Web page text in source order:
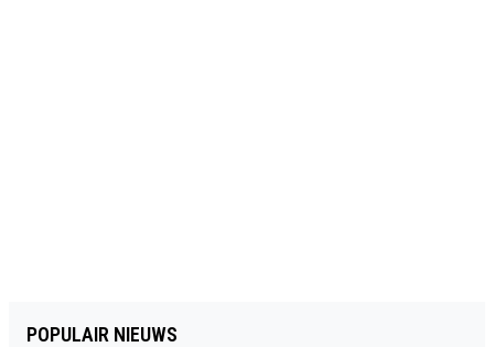
POPULAIR NIEUWS